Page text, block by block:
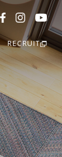
RECRUIT